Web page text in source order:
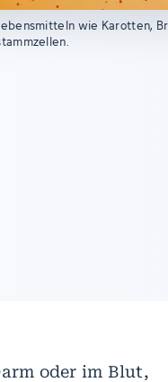
wie Karotten,
oder im Blut,